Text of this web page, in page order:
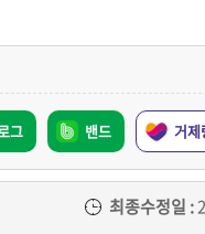
그 밴드 거제
최종수정일 :